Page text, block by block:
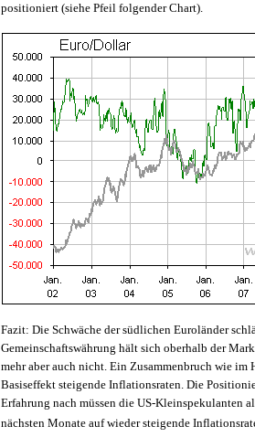
positioniert (siehe Pfeil folgender Chart).
Fazit: Die Schwäche der südlichen Euroländer
Gemeinschaftswährung hält sich oberhalb der
mehr aber auch nicht. Ein Zusammenbruch wie
Basiseffekt steigende Inflationsraten. Die
Erfahrung nach müssen die US-Kleinspekulanten
nächsten Monate auf wieder steigende